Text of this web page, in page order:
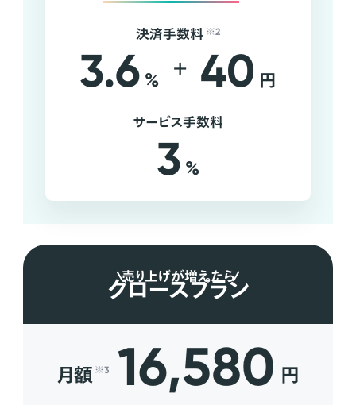
決済手数料 ※2
3.6 % + 40 円
サービス手数料
3 %
売り上げが増えたら
グロースプラン
月額 ※3 16,580 円